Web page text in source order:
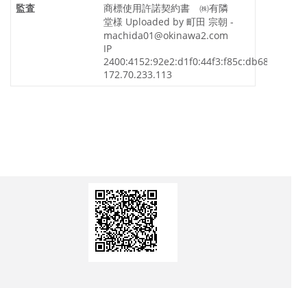
商標使用許諾契約書 ㈱有隣
堂様 Uploaded by 町田 宗朝 -
machida01@okinawa2.com
IP
2400:4152:92e2:d1f0:44f3:f85c:db68:f48e,
172.70.233.113